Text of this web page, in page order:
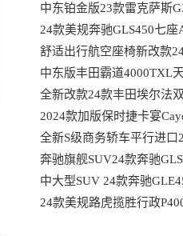
中东铂金版23款雷克萨斯
选到哪些配置
24款美规奔驰GLS450七
口最具性价比车型
舒适出行航空座椅新改款
混动版天津大库行情
中东版丰田霸道4000TXL
口最新行情可分期
全新改款24款丰田埃尔法
适的MPV港口行情
2024款加版保时捷卡宴
款后都有哪些变动
全新S级商务轿车平行进口
有哪些独特优势
奔驰旗舰SUV24款奔驰
港口现车
中大型SUV 24款奔驰
车最新行情
24款美规路虎揽胜行政